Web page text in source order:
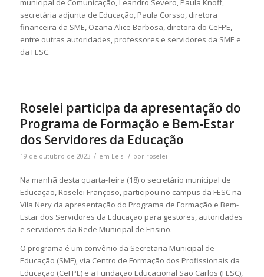
secretária adjunta de Educação, Paula Corsso, diretora
financeira da SME, Ozana Alice Barbosa, diretora do CeFPE,
entre outras autoridades, professores e servidores da SME e
da FESC.
Roselei participa da apresentação do
Programa de Formação e Bem-Estar
dos Servidores da Educação
19 de outubro de 2023 / em Leis / por roselei
Na manhã desta quarta-feira (18) o secretário municipal de
Educação, Roselei Françoso, participou no campus da FESC na
Vila Nery da apresentação do Programa de Formação e Bem-
Estar dos Servidores da Educação para gestores, autoridades
e servidores da Rede Municipal de Ensino.
O programa é um convênio da Secretaria Municipal de
Educação (SME), via Centro de Formação dos Profissionais da
Educação (CeFPE) e a Fundação Educacional São Carlos (FESC),